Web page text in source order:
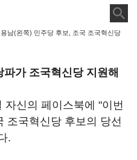
남(왼쪽) 민주당 후보, 조국 조국혁신당
가 조국혁신당 지원해
자신의 페이스북에 "이번
조국혁신당 후보의 당선
.